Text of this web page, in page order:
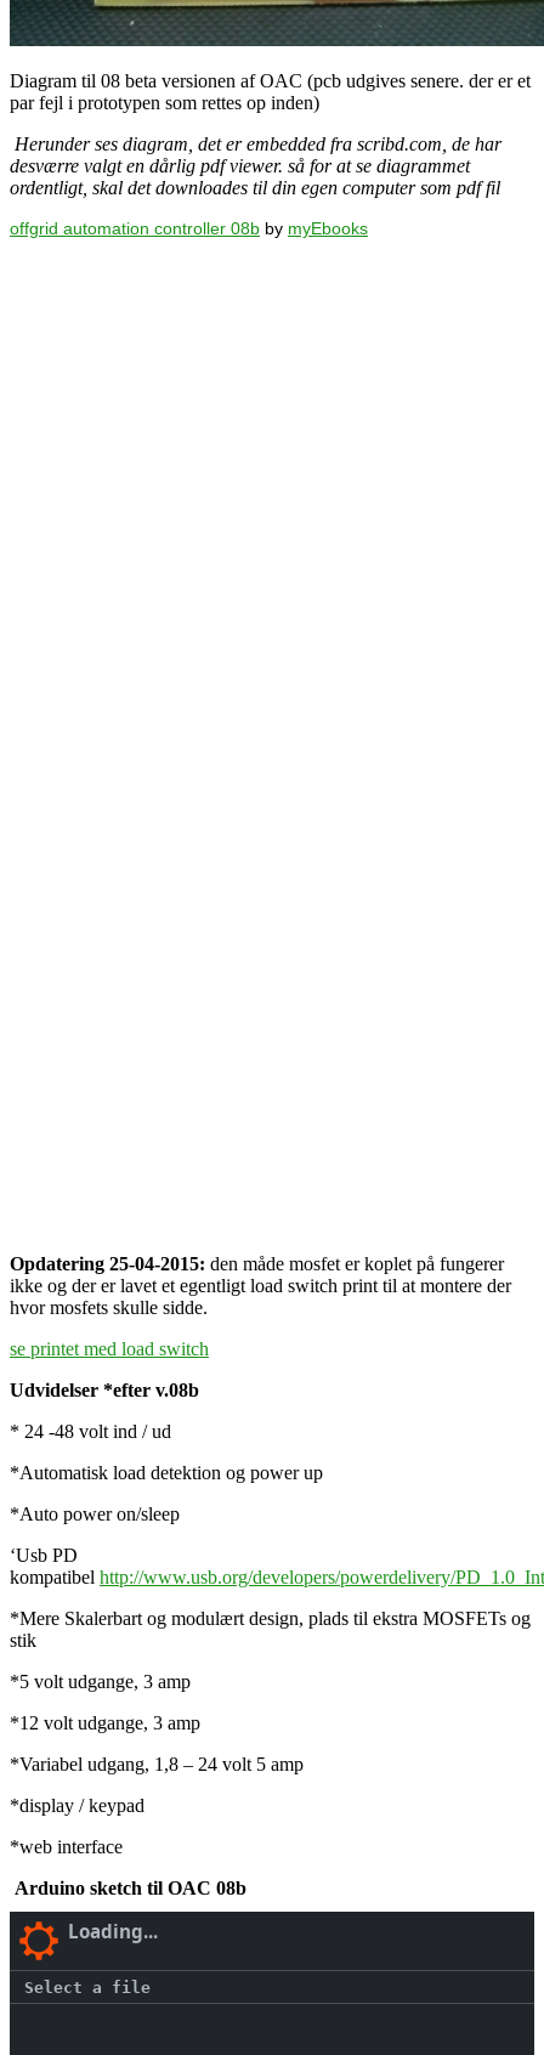
Diagram til 08 beta versionen af OAC (pcb udgives senere. der er et
par fejl i prototypen som rettes op inden)
Herunder ses diagram, det er embedded fra scribd.com, de har
desværre valgt en dårlig pdf viewer. så for at se diagrammet
ordentligt, skal det downloades til din egen computer som pdf fil
offgrid automation controller 08b by myEbooks
Opdatering 25-04-2015: den måde mosfet er koplet på fungerer
ikke og der er lavet et egentligt load switch print til at montere der
hvor mosfets skulle sidde.
se printet med load switch
Udvidelser *efter v.08b
* 24 -48 volt ind / ud
*Automatisk load detektion og power up
*Auto power on/sleep
‘Usb PD
kompatibel http://www.usb.org/developers/powerdelivery/
*Mere Skalerbart og modulært design, plads til ekstra MOSFETs og
stik
*5 volt udgange, 3 amp
*12 volt udgange, 3 amp
*Variabel udgang, 1,8 – 24 volt 5 amp
*display / keypad
*web interface
Arduino sketch til OAC 08b